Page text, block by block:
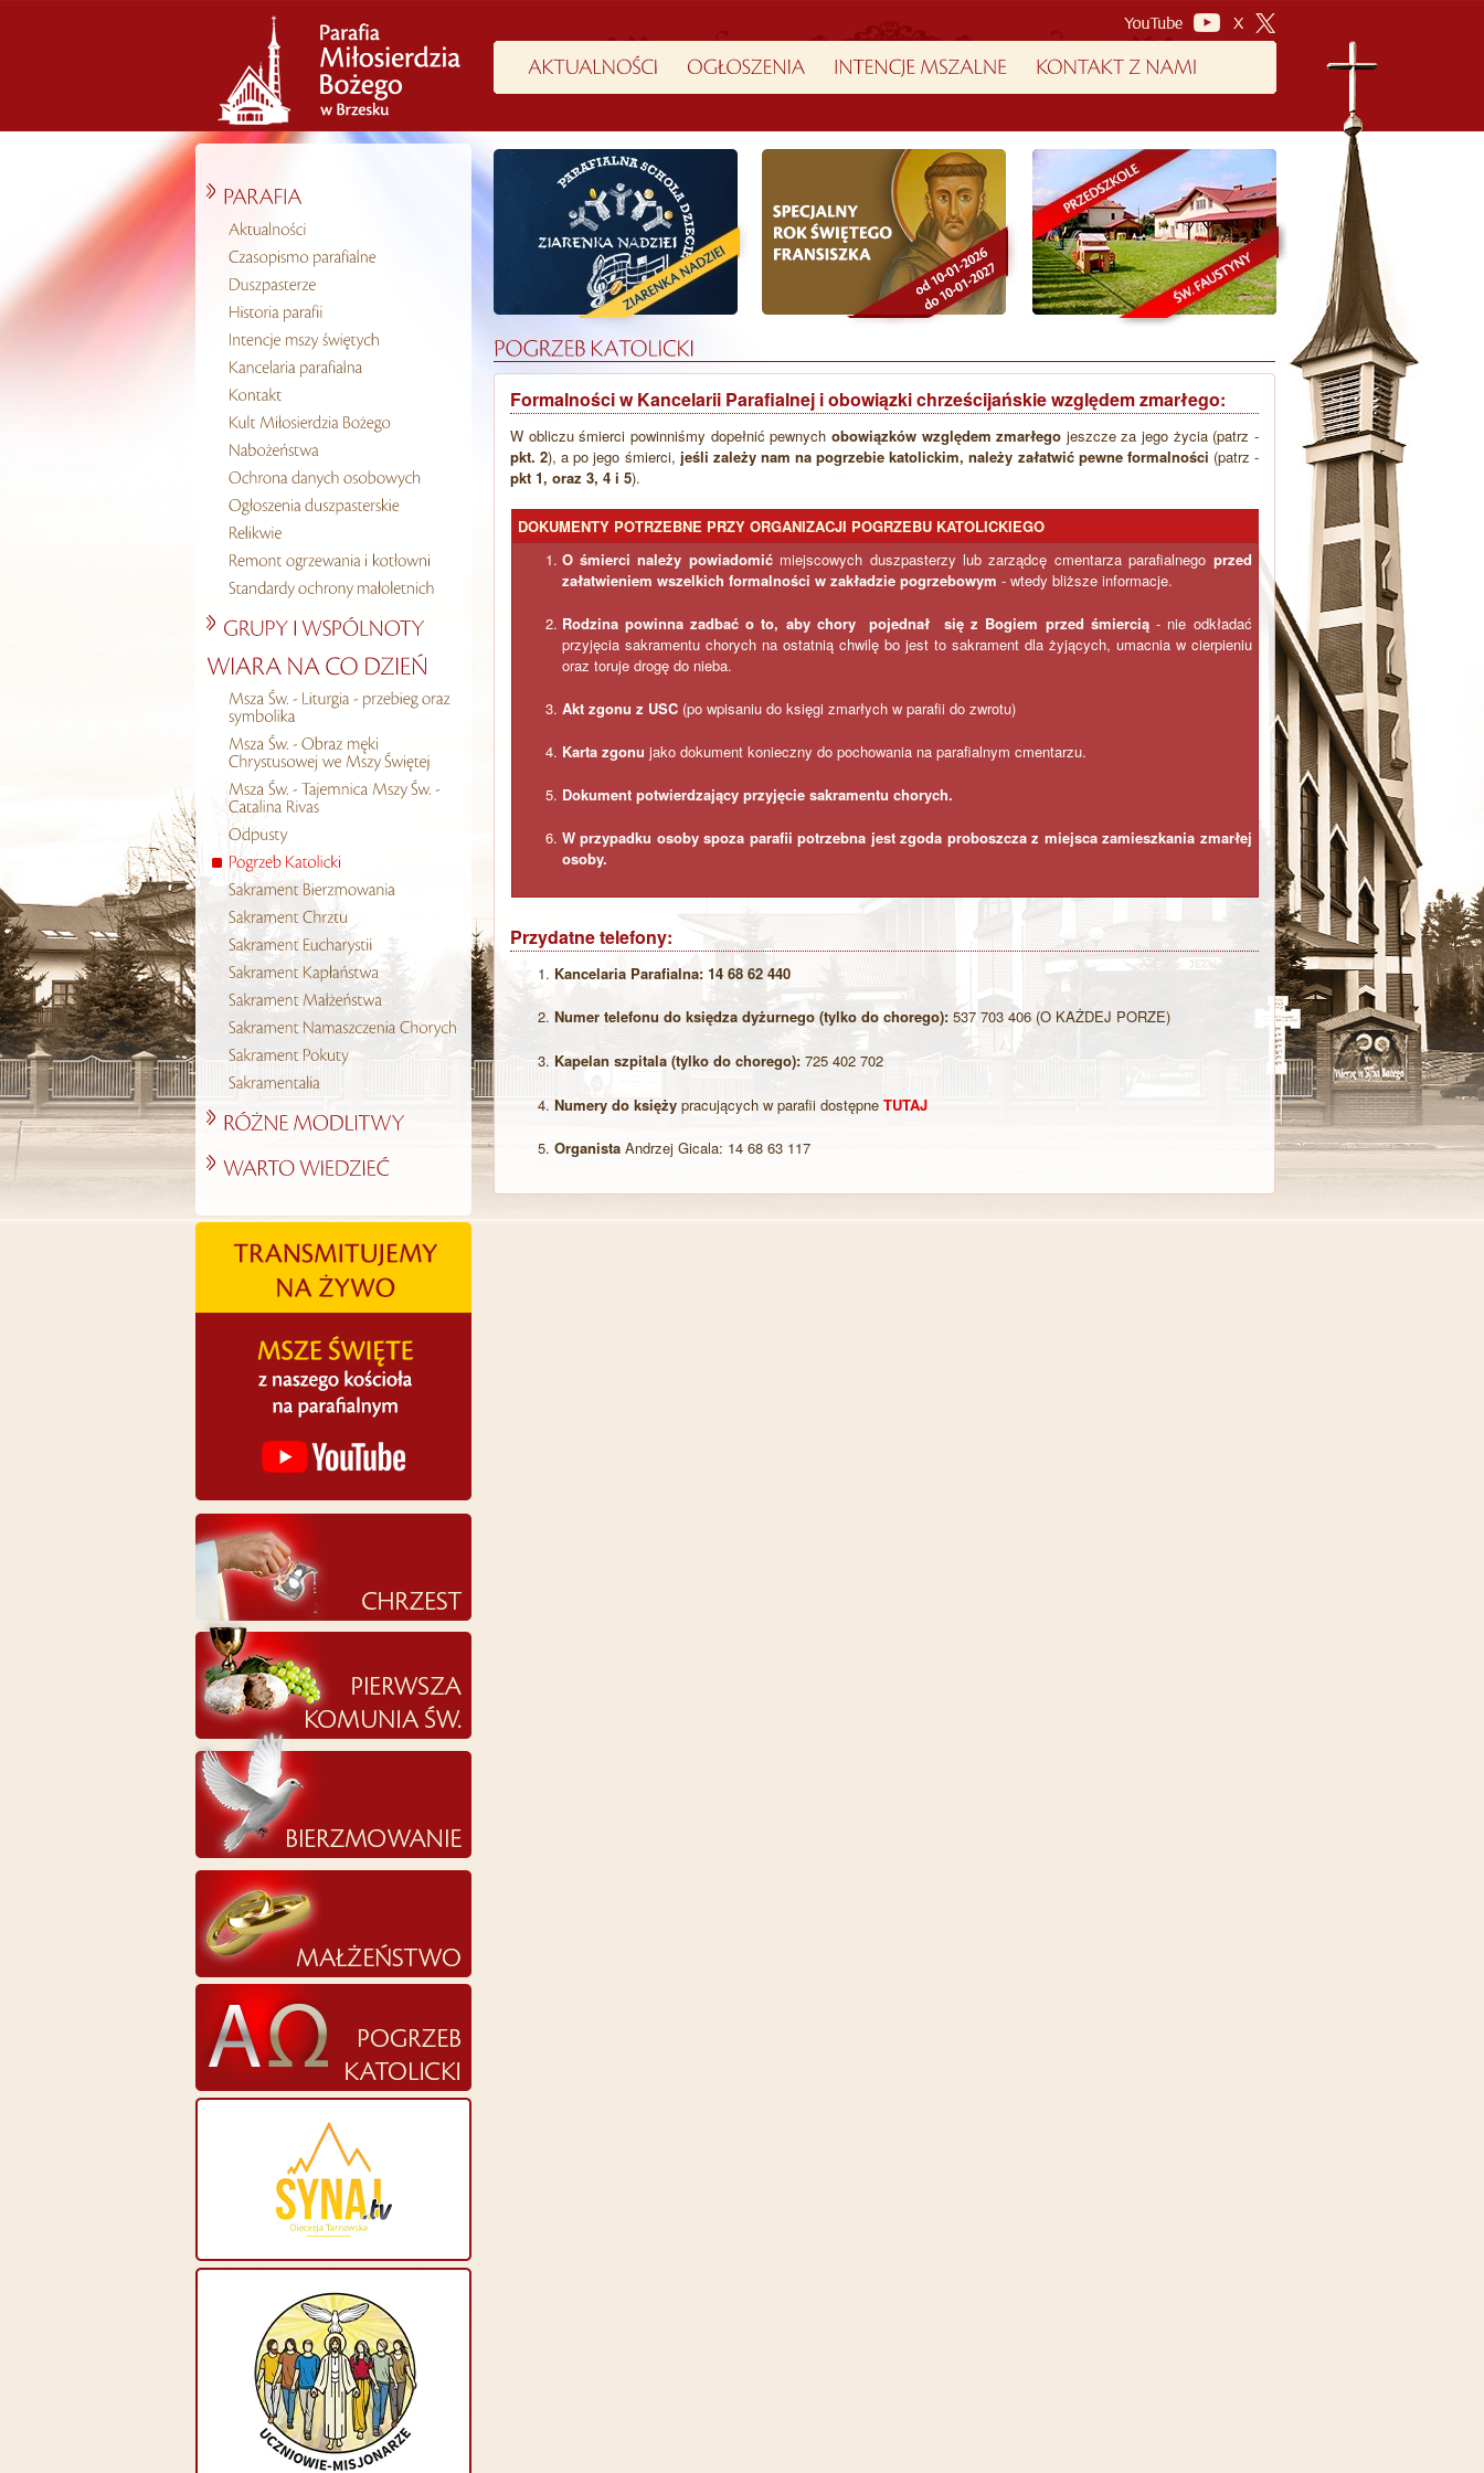
Formalności w Kancelarii Parafialnej i obowiązki chrześcijańskie względem zmarłego:
W obliczu śmierci powinniśmy dopełnić pewnych obowiązków względem zmarłego jeszcze za jego życia (patrz -
pkt. 2), a po jego śmierci, jeśli zależy nam na pogrzebie katolickim, należy załatwić pewne formalności (patrz -
pkt 1, oraz 3, 4 i 5).
DOKUMENTY POTRZEBNE PRZY ORGANIZACJI POGRZEBU KATOLICKIEGO
O śmierci należy powiadomićmiejscowych duszpasterzy lub zarządcę cmentarza parafialnego przed
załatwieniem wszelkich formalności w zakładzie pogrzebowym - wtedy bliższe informacje.
Rodzina powinna zadbać o to, aby chory pojednał się z Bogiem przed śmiercią- nie odkładać
przyjęcia sakramentu chorych na ostatnią chwilę bo jest to sakrament dla żyjących, umacnia w cierpieniu
oraz toruje drogę do nieba.
Akt zgonu z USC(po wpisaniu do księgi zmarłych w parafii do zwrotu)
Karta zgonu jako dokument konieczny do pochowania na parafialnym cmentarzu.
Dokument potwierdzający przyjęcie sakramentu chorych.
W przypadku osoby spoza parafii potrzebna jest zgoda proboszcza z miejsca zamieszkania zmarłej
osoby.
Przydatne telefony:
Kancelaria Parafialna: 14 68 62 440
Numer telefonu do księdza dyżurnego (tylko do chorego): 537 703 406 (O KAŻDEJ PORZE)
Kapelan szpitala (tylko do chorego): 725 402 702
Numery do księży pracujących w parafii dostępne TUTAJ
Organista Andrzej Gicala: 14 68 63 117